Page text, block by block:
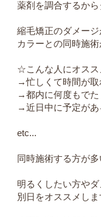
薬剤を調合するか
縮毛矯正のダメー
カラーとの同時施
☆こんな人にオス
→忙しくて時間が取
→都内に何度もでた
→近日中に予定があ
etc...
同時施術する方が
明るくしたい方や
別日をオススメし